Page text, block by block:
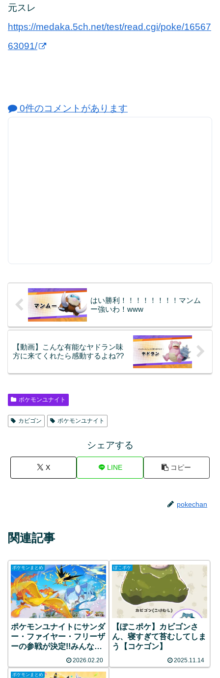
元スレ
https://medaka.5ch.net/test/read.cgi/poke/16567
63091/
0件のコメントがあります
はい勝利！！！！！！！！マンム
ー強いわ！www
【動画】こんな有能なヤドラン味
方に来てくれたら感動するよね??
ポケモンユナイト
カビゴン ポケモンユナイト
シェアする
X LINE コピー
pokechan
関連記事
ポケモンまとめ
ポケモンユナイトにサンダ
ー・ファイヤー・フリーザ
ーの参戦が決定!!みんなの
2026.02.20
ぽこポケ
【ぽこポケ】カビゴンさ
ん、寝すぎて苔むしてしま
う【コケゴン】
2025.11.14
ポケモンまとめ